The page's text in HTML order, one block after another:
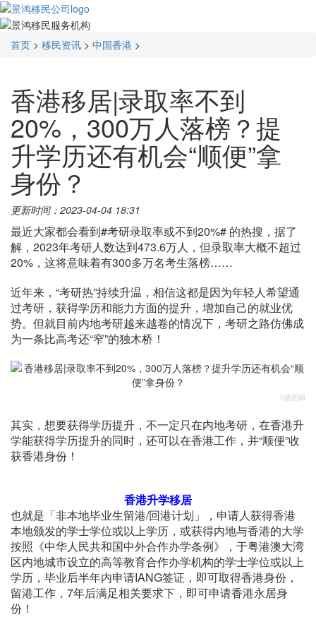
首页 > 移民资讯 > 中国香港 >
香港移居|录取率不到
20%，300万人落榜？提
升学历还有机会“顺便”拿
身份？
更新时间：2023-04-04 18:31
最近大家都会看到#考研录取率或不到20%# 的热搜，据了
解，2023年考研人数达到473.6万人，但录取率大概不超过
20%，这将意味着有300多万名考生落榜……
近年来，“考研热”持续升温，相信这都是因为年轻人希望通
过考研，获得学历和能力方面的提升，增加自己的就业优
势。但就目前内地考研越来越卷的情况下，考研之路仿佛成
为一条比高考还“窄”的独木桥！
©摄图网
其实，想要获得学历提升，不一定只在内地考研，在香港升
学能获得学历提升的同时，还可以在香港工作，并“顺便”收
获香港身份！
香港升学移居
也就是「非本地毕业生留港/回港计划」，申请人获得香港
本地颁发的学士学位或以上学历，或获得内地与香港的大学
按照《中华人民共和国中外合作办学条例》，于粤港澳大湾
区内地城市设立的高等教育合作办学机构的学士学位或以上
学历，毕业后半年内申请IANG签证，即可取得香港身份，
留港工作，7年后满足相关要求下，即可申请香港永居身
份！